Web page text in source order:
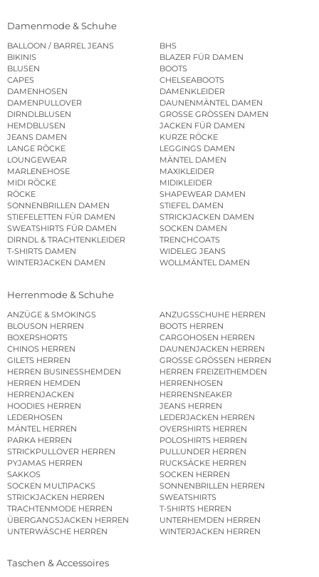
Damenmode & Schuhe
BALLOON / BARREL JEANS
BHS
BIKINIS
BLAZER FÜR DAMEN
BLUSEN
BOOTS
CAPES
CHELSEABOOTS
DAMENHOSEN
DAMENKLEIDER
DAMENPULLOVER
DAUNENMÄNTEL DAMEN
DIRNDLBLUSEN
GROSSE GRÖSSEN DAMEN
HEMDBLUSEN
JACKEN FÜR DAMEN
JEANS DAMEN
KURZE RÖCKE
LANGE RÖCKE
LEGGINGS DAMEN
LOUNGEWEAR
MÄNTEL DAMEN
MARLENEHOSE
MAXIKLEIDER
MIDI RÖCKE
MIDIKLEIDER
RÖCKE
SHAPEWEAR DAMEN
SONNENBRILLEN DAMEN
STIEFEL DAMEN
STIEFELETTEN FÜR DAMEN
STRICKJACKEN DAMEN
SWEATSHIRTS FÜR DAMEN
SOCKEN DAMEN
DIRNDL & TRACHTENKLEIDER
TRENCHCOATS
T-SHIRTS DAMEN
WIDELEG JEANS
WINTERJACKEN DAMEN
WOLLMÄNTEL DAMEN
Herrenmode & Schuhe
ANZÜGE & SMOKINGS
ANZUGSSCHUHE HERREN
BLOUSON HERREN
BOOTS HERREN
BOXERSHORTS
CARGOHOSEN HERREN
CHINOS HERREN
DAUNENJACKEN HERREN
GILETS HERREN
GROSSE GRÖSSEN HERREN
HERREN BUSINESSHEMDEN
HERREN FREIZEITHEMDEN
HERREN HEMDEN
HERRENHOSEN
HERRENJACKEN
HERRENSNEAKER
HOODIES HERREN
JEANS HERREN
LEDERHOSEN
LEDERJACKEN HERREN
MÄNTEL HERREN
OVERSHIRTS HERREN
PARKA HERREN
POLOSHIRTS HERREN
STRICKPULLOVER HERREN
PULLUNDER HERREN
PYJAMAS HERREN
RUCKSÄCKE HERREN
SAKKOS
SOCKEN HERREN
SOCKEN MULTIPACKS
SONNENBRILLEN HERREN
STRICKJACKEN HERREN
SWEATSHIRTS
TRACHTENMODE HERREN
T-SHIRTS HERREN
ÜBERGANGSJACKEN HERREN
UNTERHEMDEN HERREN
UNTERWÄSCHE HERREN
WINTERJACKEN HERREN
Taschen & Accessoires